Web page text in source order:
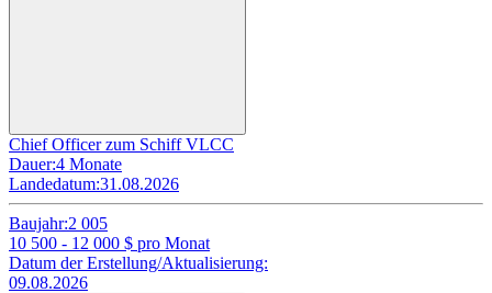
Chief Officer zum Schiff VLCC
Dauer:4 Monate
Landedatum:31.08.2026
Baujahr:2 005
10 500 - 12 000 $ pro Monat
Datum der Erstellung/Aktualisierung:
09.08.2026